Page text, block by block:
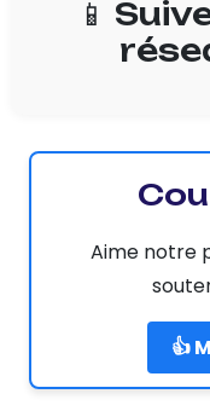
📱
Aime notre
👍